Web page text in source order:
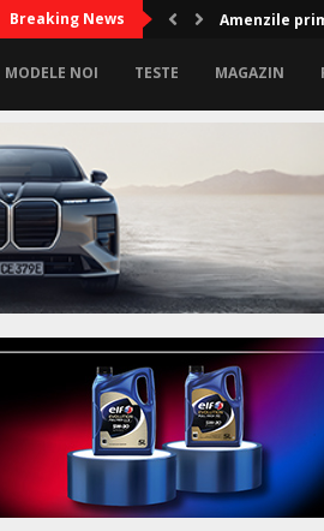
Breaking News Amenzile
MODELE NOI TESTE MAGAZIN